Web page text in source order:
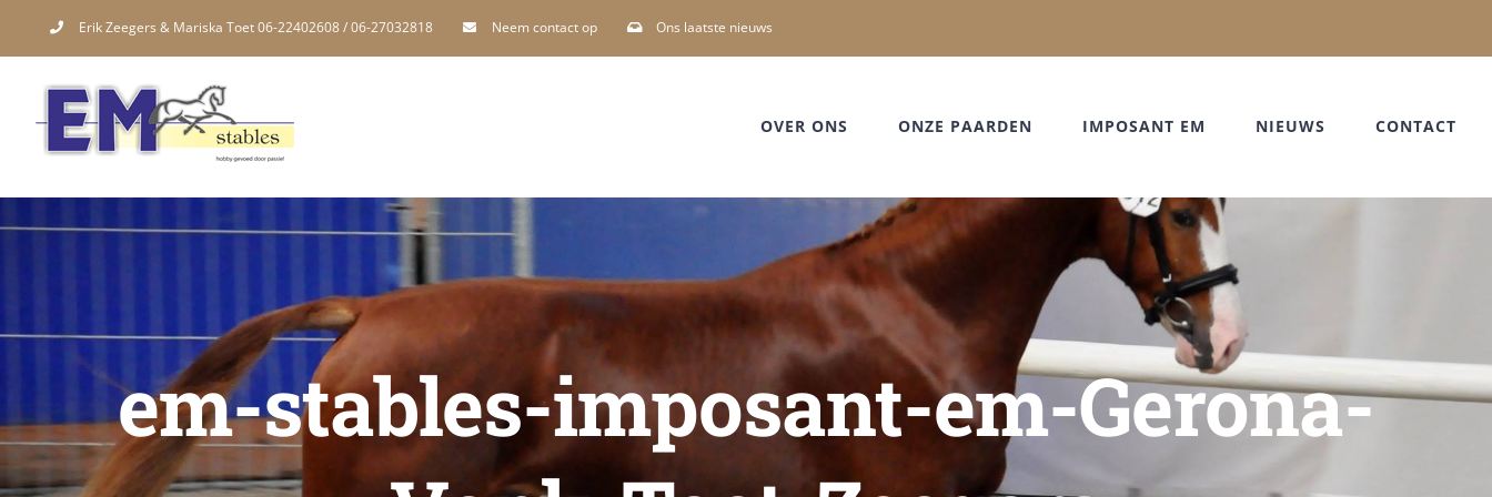
to
content
Erik Zeegers & Mariska Toet 06-22402608 / 06-27032818 Neem contact op Ons laatste nieuws
OVER ONS ONZE PAARDEN IMPOSANT EM NIEUWS CONTACT
em-stables-imposant-em-Gerona-